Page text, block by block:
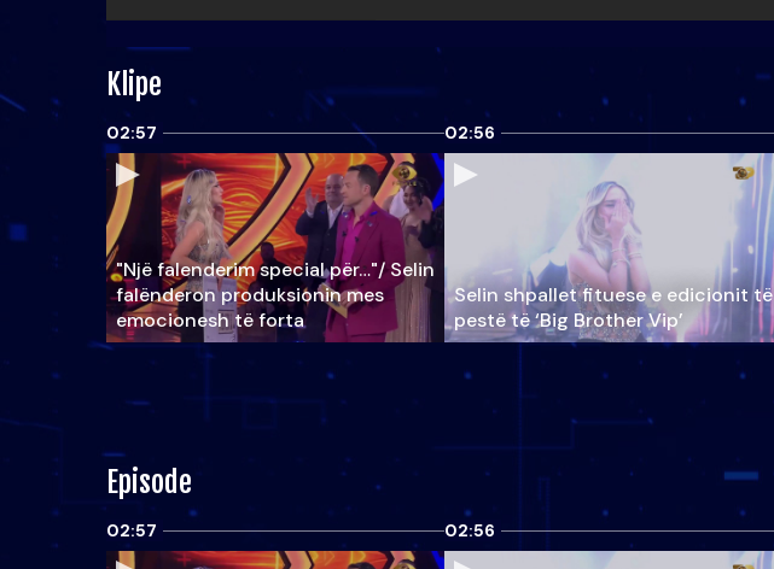
Klipe
02:57
"Një falenderim special për…"/ Selin
falënderon produksionin mes
emocionesh të forta
02:56
Selin shpallet fituese e edicionit të
pestë të ‘Big Brother Vip’
Episode
02:57 02:56